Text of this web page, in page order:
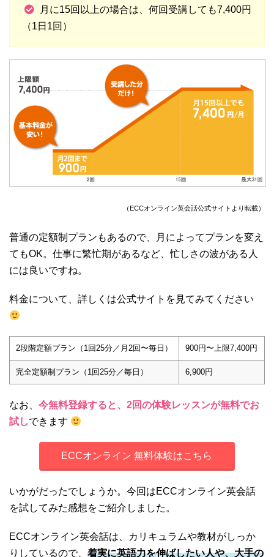
月に15回以上の場合は、何回受講しても7,400円
（1日1回）
（ECCオンライン英会話公式サイトより転載）
普通の定額制プランもあるので、月によってプランを変え
てもOK。仕事に繁忙期があるなど、忙しさの波がある人
には良いですね。
料金について、詳しくは公式サイトを見てみてください
2段階定額プラン（1回25分／月2回〜毎日） 900円〜上限7,400円
完全定額制プラン（1回25分／毎日） 6,900円
なお、 今無料登録すると、2回の体験レッスンが無料でお
試しできます
ECCオンライン 無料体験はこちら
いかがだったでしょうか。今回はECCオンライン英会話
を試してみた感想をご紹介しました。
ECCオンライン英会話は、カリキュラムや教材がしっか
りしているので、 着実に英語力を伸ばしたい人や、大手の